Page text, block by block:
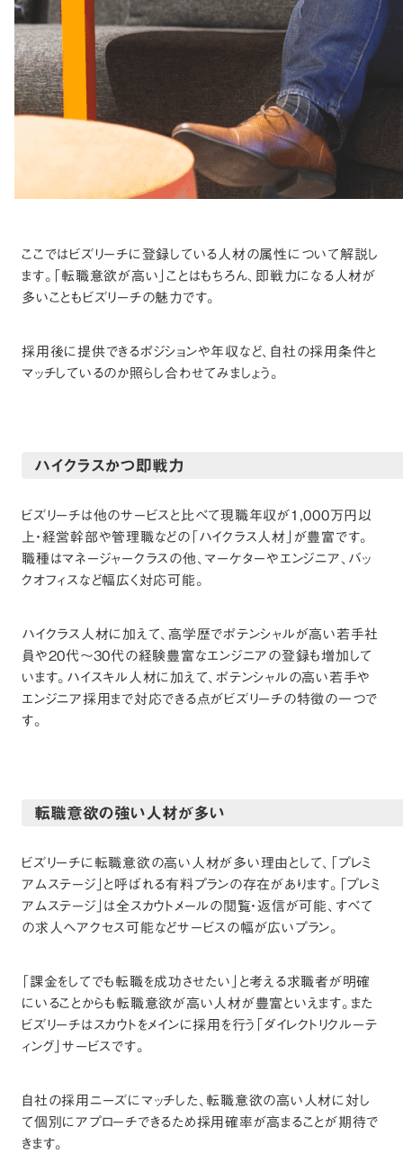
ここではビズリーチに登録している人材の属性について解説し
ます。「転職意欲が高い」ことはもちろん、即戦力になる人材が
多いこともビズリーチの魅力です。
採用後に提供できるポジションや年収など、自社の採用条件と
マッチしているのか照らし合わせてみましょう。
ハイクラスかつ即戦力
ビズリーチは他のサービスと比べて現職年収が1,000万円以
上・経営幹部や管理職などの「ハイクラス人材」が豊富です。
職種はマネージャークラスの他、マーケターやエンジニア、バッ
クオフィスなど幅広く対応可能。
ハイクラス人材に加えて、高学歴でポテンシャルが高い若手社
員や20代～30代の経験豊富なエンジニアの登録も増加して
います。ハイスキル人材に加えて、ポテンシャルの高い若手や
エンジニア採用まで対応できる点がビズリーチの特徴の一つで
す。
転職意欲の強い人材が多い
ビズリーチに転職意欲の高い人材が多い理由として、「プレミ
アムステージ」と呼ばれる有料プランの存在があります。「プレミ
アムステージ」は全スカウトメールの閲覧・返信が可能、すべて
の求人へアクセス可能などサービスの幅が広いプラン。
「課金をしてでも転職を成功させたい」と考える求職者が明確
にいることからも転職意欲が高い人材が豊富といえます。また
ビズリーチはスカウトをメインに採用を行う「ダイレクトリクルーテ
ィング」サービスです。
自社の採用ニーズにマッチした、転職意欲の高い人材に対し
て個別にアプローチできるため採用確率が高まることが期待で
きます。